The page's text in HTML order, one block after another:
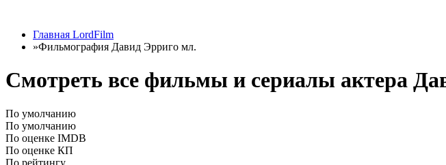
Главная LordFilm
»Фильмография Давид Эрриго мл.
Смотреть все фильмы и сериалы актера
По умолчанию
По умолчанию
По оценке IMDB
По оценке КП
По рейтингу